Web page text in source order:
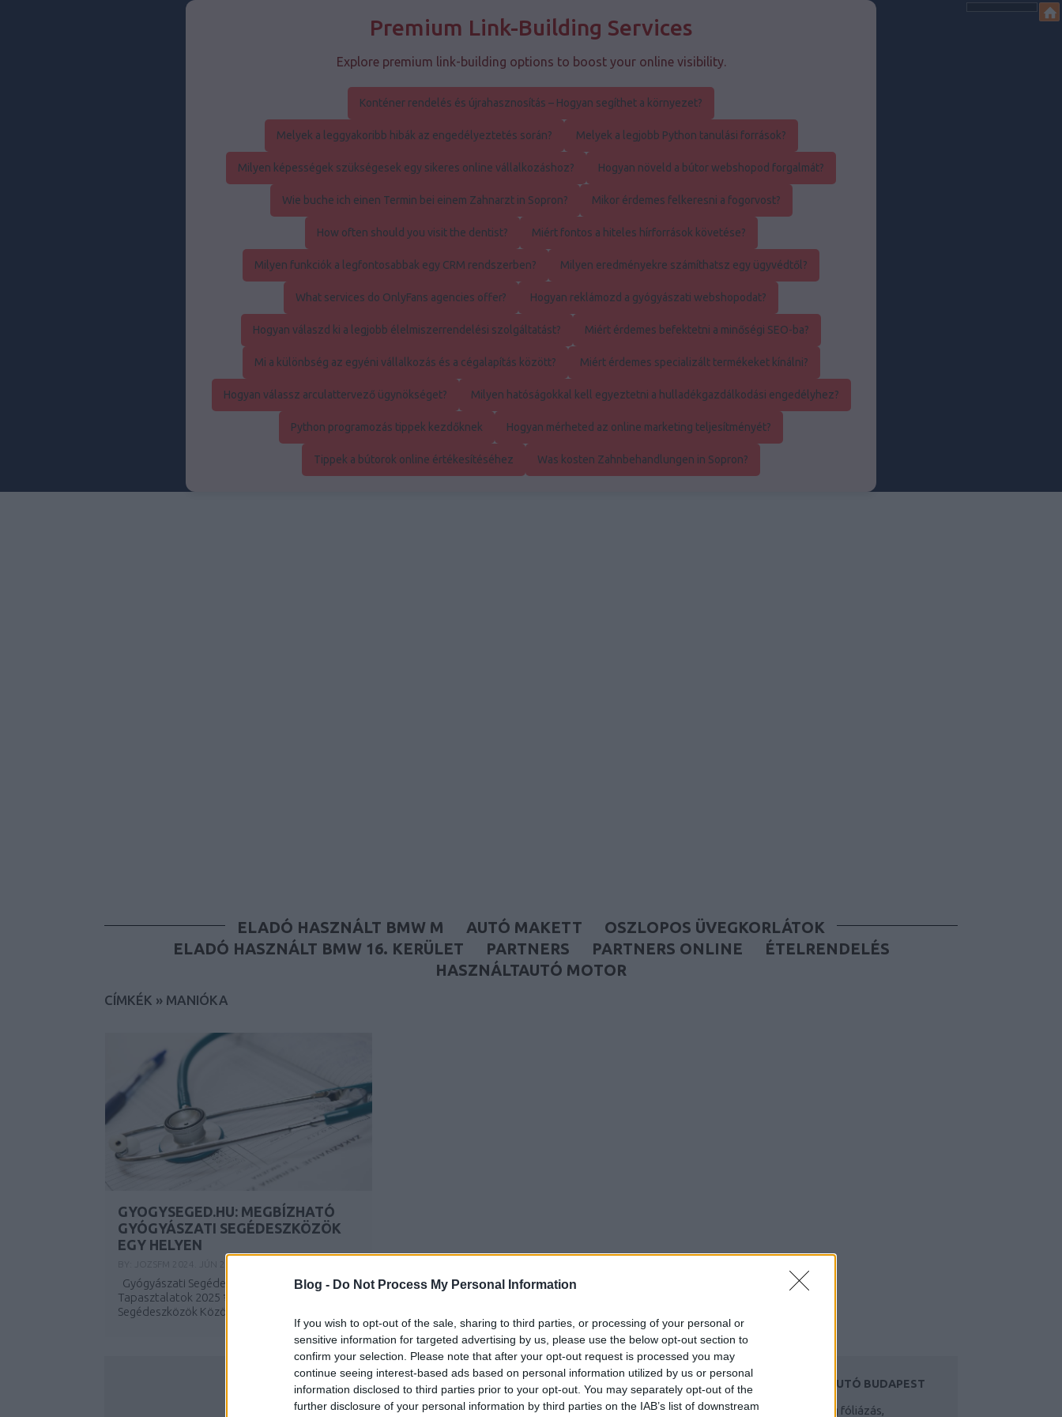
Blog - Do Not Process My Personal Information
If you wish to opt-out of the sale, sharing to third parties, or processing of your personal or
sensitive information for targeted advertising by us, please use the below opt-out section to
confirm your selection. Please note that after your opt-out request is processed you may
continue seeing interest-based ads based on personal information utilized by us or personal
information disclosed to third parties prior to your opt-out. You may separately opt-out of the
further disclosure of your personal information by third parties on the IAB’s list of downstream
Premium Link-Building Services
Explore premium link-building options to boost your online visibility.
Konténer rendelés és újrahasznosítás – Hogyan segíthet a környezet?
Melyek a leggyakoribb hibák az engedélyeztetés során? Melyek a legjobb Python tanulási források?
Milyen képességek szükségesek egy sikeres online vállalkozáshoz? Hogyan növeld a bútor webshopod forgalmát?
Wie buche ich einen Termin bei einem Zahnarzt in Sopron? Mikor érdemes felkeresni a fogorvost?
How often should you visit the dentist? Miért fontos a hiteles hírforrások követése?
Milyen funkciók a legfontosabbak egy CRM rendszerben? Milyen eredményekre számíthatsz egy ügyvédtől?
What services do OnlyFans agencies offer? Hogyan reklámozd a gyógyászati webshopodat?
Hogyan válaszd ki a legjobb élelmiszerrendelési szolgáltatást? Miért érdemes befektetni a minőségi SEO-ba?
Mi a különbség az egyéni vállalkozás és a cégalapítás között? Miért érdemes specializált termékeket kínálni?
Hogyan válassz arculattervező ügynökséget? Milyen hatóságokkal kell egyeztetni a hulladékgazdálkodási engedélyhez?
Python programozás tippek kezdőknek Hogyan mérheted az online marketing teljesítményét?
Tippek a bútorok online értékesítéséhez Was kosten Zahnbehandlungen in Sopron?
ELADÓ HASZNÁLT BMW M AUTÓ MAKETT
OSZLOPOS ÜVEGKORLÁTOK
ELADÓ HASZNÁLT BMW 16. KERÜLET
PARTNERS PARTNERS ONLINE
ÉTELRENDELÉS
HASZNÁLTAUTÓ MOTOR
CÍMKÉK » MANIÓKA
GYOGYSEGED.HU: MEGBÍZHATÓ
GYÓGYÁSZATI SEGÉDESZKÖZÖK
EGY HELYEN
Gyógyászati Segédeszközök Közösség -
Tapasztalatok 2025 ⚕️ Gyógyászati
Segédeszközök Közösség -...
TERMÉSZETGYÓGYÁSZ BUDAPEST 2. ÉS
13. KERÜLET, AUTÓFELSZERELÉS
WEBÁRUHÁZ, JÓGA KEZDŐKNEK
AUTÓFÓLIA, HASZNÁLTAUTÓ BUDAPEST
Profi autófólia és autóüveg fóliázás,